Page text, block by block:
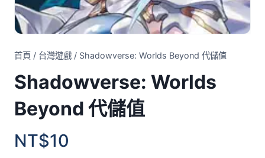
首頁 / 台灣遊戲 / Shadowverse: Worlds Beyond 代儲值
Shadowverse: Worlds
Beyond 代儲值
NT$10